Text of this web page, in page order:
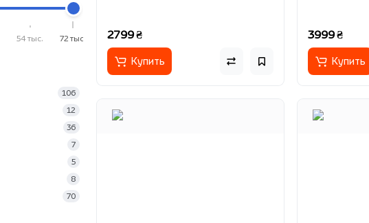
54 тыс. 72 тыс.
106
12
36
7
5
8
70
2799 ₴
Купить
3999 ₴
Купить